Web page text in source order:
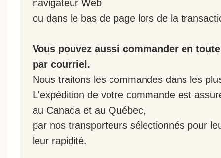
navigateur Web
ou dans le bas de page lors de la
Vous pouvez aussi commander en
par courriel.
Nous traitons les commandes dans les
L'expédition de votre commande est
au Canada et au Québec,
par nos transporteurs sélectionnés pour
leur rapidité.